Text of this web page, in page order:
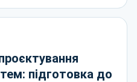
підготовка до